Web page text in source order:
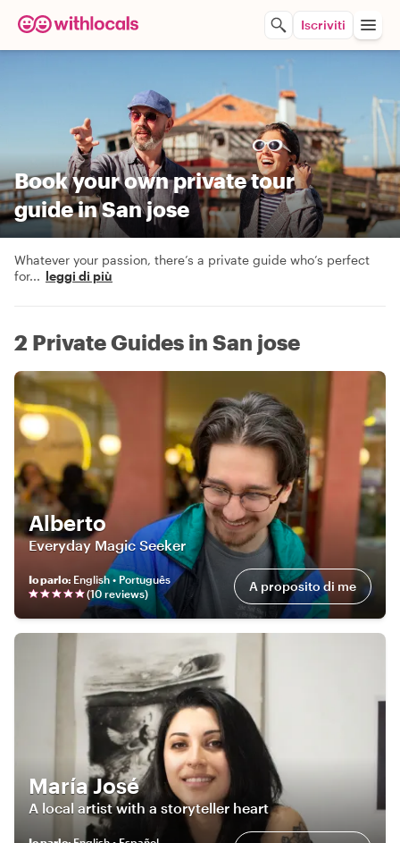
Iscriviti
Book your own private tour
guide in San jose
Whatever your passion, there’s a private guide who’s perfect
for... leggi di più
2 Private Guides in San jose
Alberto
Everyday Magic Seeker
Io parlo: English • Português
(10 reviews) A proposito di me
María José
A local artist with a storyteller heart